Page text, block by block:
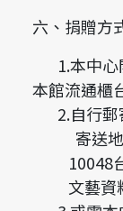
六、捐贈方
1.本中心
本館流通櫃
2.自行郵
寄送地
10048台
文藝資料